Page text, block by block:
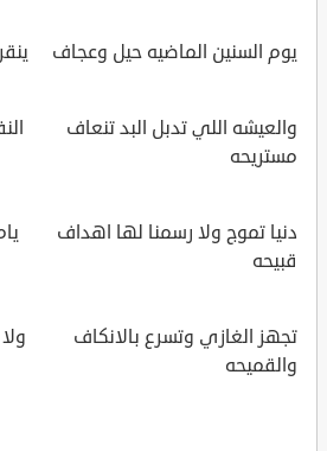
يوم السنين الماضيه حيل وعجاف ينقر
والعيشه اللي تدبل البد تنعاف
مستريحه
دنيا تموج ولا رسمنا لها اهداف
قبيحه
تجهز الغازي وتسرع بالانكاف ولا
والقميحه